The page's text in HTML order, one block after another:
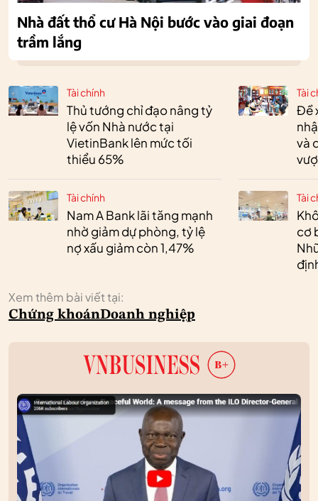
Tài chính
Thủ tướng chỉ đạo nâng tỷ
lệ vốn Nhà nước tại
VietinBank lên mức tối
thiểu 65%
Tài chính
Nam A Bank lãi tăng mạnh
nhờ giảm dự phòng, tỷ lệ
nợ xấu giảm còn 1,47%
Tài
Đề
và
Tài
cơ
Xem thêm bài viết tại:
Chứng khoánDoanh nghiệp
Nhà đất thổ cư Hà Nội bước vào giai đoạn
trầm lắng